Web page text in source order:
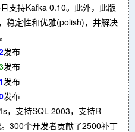
支持Kafka 0.10。此外，此版
稳定性和优雅(polish)，并解决
发布
发布
发布
发布
，支持SQL 2003，支持R
300个开发者贡献了2500补丁